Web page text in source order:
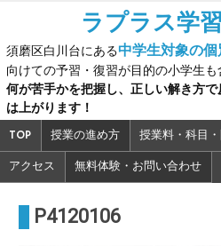
content
ラプラス学
須磨区白川台にある中学生対象の
向けての予習・復習が目的の小学生も
何が苦手かを把握し、正しい解き方
は上がります！
TOP 授業の進め方 授業料・科目
アクセス 無料体験・お問い合わせ
P4120106